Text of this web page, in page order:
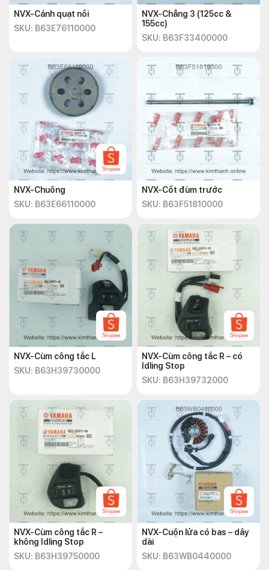
NVX-Cánh quạt nồi
SKU: B63E76110000
NVX-Chẳng 3 (125cc &
155cc)
SKU: B63F33400000
NVX-Chuông
SKU: B63E66110000
NVX-Cốt đùm trước
SKU: B63F51810000
NVX-Cùm công tắc L
SKU: B63H39730000
NVX-Cùm công tắc R – có
Idling Stop
SKU: B63H39732000
NVX-Cùm công tắc R –
không Idling Stop
SKU: B63H39750000
NVX-Cuộn lửa có bas – dây
dài
SKU: B63WB0440000